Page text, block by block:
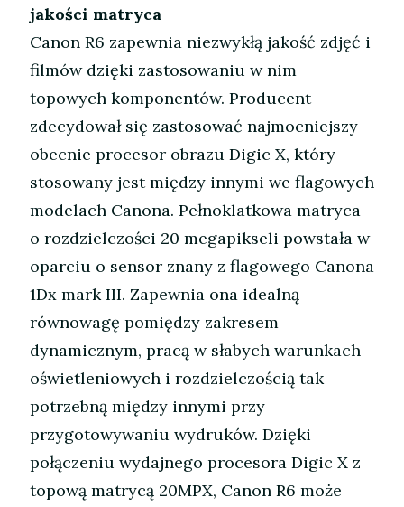
jakości matryca
Canon R6 zapewnia niezwykłą jakość zdjęć i
filmów dzięki zastosowaniu w nim
topowych komponentów. Producent
zdecydował się zastosować najmocniejszy
obecnie procesor obrazu Digic X, który
stosowany jest między innymi we flagowych
modelach Canona. Pełnoklatkowa matryca
o rozdzielczości 20 megapikseli powstała w
oparciu o sensor znany z flagowego Canona
1Dx mark III. Zapewnia ona idealną
równowagę pomiędzy zakresem
dynamicznym, pracą w słabych warunkach
oświetleniowych i rozdzielczością tak
potrzebną między innymi przy
przygotowywaniu wydruków. Dzięki
połączeniu wydajnego procesora Digic X z
topową matrycą 20MPX, Canon R6 może